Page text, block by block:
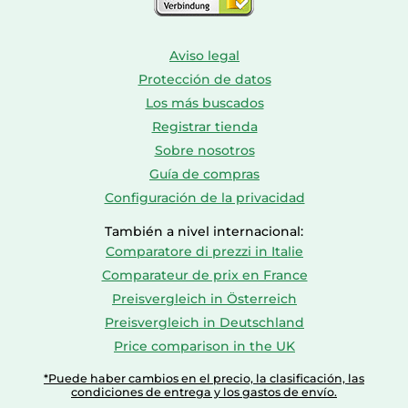
Aviso legal
Protección de datos
Los más buscados
Registrar tienda
Sobre nosotros
Guía de compras
Configuración de la privacidad
También a nivel internacional:
Comparatore di prezzi in Italie
Comparateur de prix en France
Preisvergleich in Österreich
Preisvergleich in Deutschland
Price comparison in the UK
*Puede haber cambios en el precio, la clasificación, las
condiciones de entrega y los gastos de envío.